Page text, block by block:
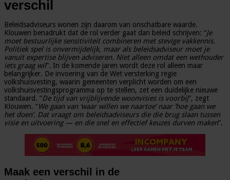
verschil
Beleidsadviseurs wonen zijn daarom van onschatbare waarde.
Klouwen benadrukt dat de rol verder gaat dan beleid schrijven: “Je
moet bestuurlijke sensitiviteit combineren met stevige vakkennis.
Politiek spel is onvermijdelijk, maar als beleidsadviseur moet je
vanuit expertise blijven adviseren. Niet alleen omdat een wethouder
iets graag wil”. In de komende jaren wordt deze rol alleen maar
belangrijker. De invoering van de Wet versterking regie
volkshuisvesting, waarin gemeenten verplicht worden om een
volkshuisvestingsprogramma op te stellen, zet een duidelijke nieuwe
standaard. “De tijd van vrijblijvende woonvisies is voorbij”, zegt
Klouwen. “We gaan van ‘waar willen we naartoe’ naar ‘hoe gaan we
het doen’. Dat vraagt om beleidsadviseurs die die brug slaan tussen
visie en uitvoering — en die snel en effectief keuzes durven maken”.
Maak een verschil in de